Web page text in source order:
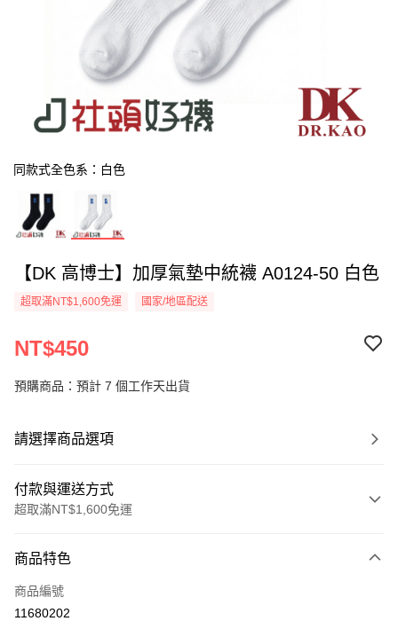
同款式全色系：白色
【DK 高博士】加厚氣墊中統襪 A0124-50 白色
超取滿NT$1,600免運 國家/地區配送
NT$450
預購商品：預計 7 個工作天出貨
請選擇商品選項
付款與運送方式
超取滿NT$1,600免運
信用卡一次付款
LINE Pay
商品特色
商品編號
11680202